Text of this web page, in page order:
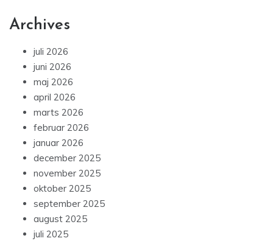
Archives
juli 2026
juni 2026
maj 2026
april 2026
marts 2026
februar 2026
januar 2026
december 2025
november 2025
oktober 2025
september 2025
august 2025
juli 2025